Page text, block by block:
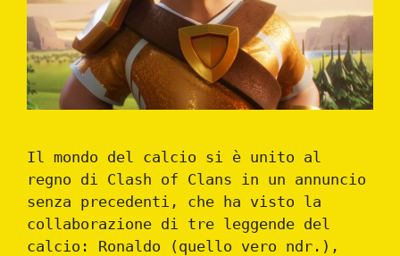
Il mondo del calcio si è unito al
regno di Clash of Clans in un annuncio
senza precedenti, che ha visto la
collaborazione di tre leggende del
calcio: Ronaldo (quello vero ndr.),